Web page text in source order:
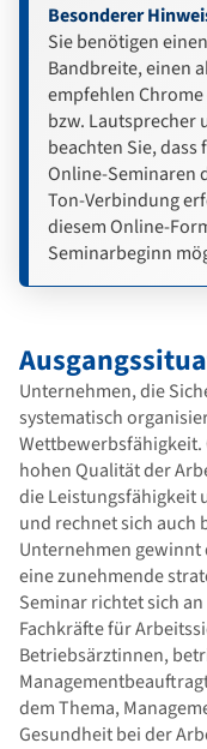
Besonderer
Sie benötigen
Bandbreite, einen
empfehlen
bzw. Lautsprecher
beachten Sie,
Online-Seminaren
Ton-Verbindung
diesem Online-
Seminarbeginn
Unternehmen, die
systematisch
hohen Qualität der
die Leistungsfähigkeit
und rechnet sich
Unternehmen gewinnt
eine zunehmende
Seminar richtet sich
Fachkräfte für
Betriebsärztinnen,
dem Thema,
Gesundheit bei der